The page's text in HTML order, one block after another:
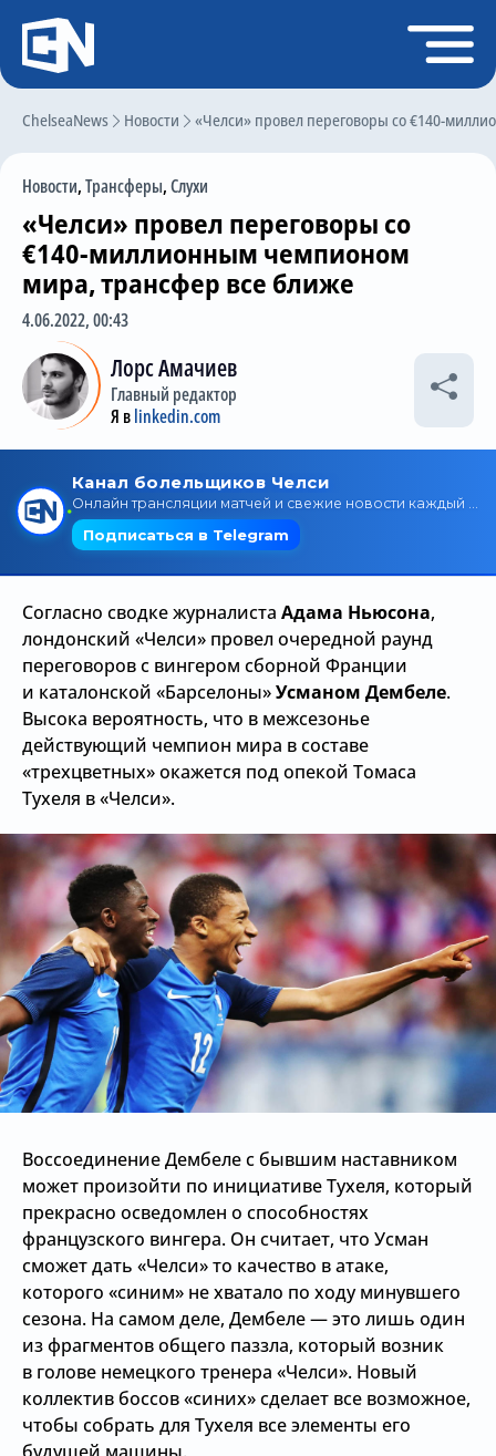
ChelseaNews Новости «Челси» провел переговоры со €140-
Новости,Трансферы,Слухи
«Челси» провел переговоры со
€140-миллионным чемпионом
мира, трансфер все ближе
4.06.2022, 00:43
Лорс Амачиев
Главный редактор
Я вlinkedin.com
Согласно сводке журналиста Адама Ньюсона,
лондонский «Челси» провел очередной раунд
переговоров с вингером сборной Франции
и каталонской «Барселоны»Усманом Дембеле.
Высока вероятность, что в межсезонье
действующий чемпион мира в составе
«трехцветных» окажется под опекой Томаса
Тухеля в «Челси».
Воссоединение Дембеле с бывшим наставником
может произойти по инициативе Тухеля, который
прекрасно осведомлен о способностях
французского вингера. Он считает, что Усман
сможет дать «Челси» то качество в атаке,
которого «синим» не хватало по ходу минувшего
сезона. На самом деле, Дембеле — это лишь один
из фрагментов общего паззла, который возник
в голове немецкого тренера «Челси». Новый
коллектив боссов «синих» сделает все возможное,
чтобы собрать для Тухеля все элементы его
Регистрация
Главная
Чат
Трансферы
Слухи
История Челси
Статистика
Календарь игр
Состав команды
Поиск по сайту
Трансляции
О сайте
Контакты